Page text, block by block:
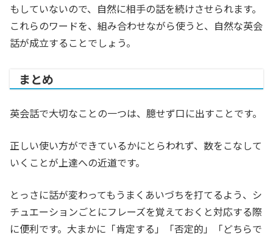
もしていないので、自然に相手の話を続けさせられます。
これらのワードを、組み合わせながら使うと、自然な英会
話が成立することでしょう。
まとめ
英会話で大切なことの一つは、臆せず口に出すことです。
正しい使い方ができているかにとらわれず、数をこなして
いくことが上達への近道です。
とっさに話が変わってもうまくあいづちを打てるよう、シ
チュエーションごとにフレーズを覚えておくと対応する際
に便利です。大まかに「肯定する」「否定的」「どちらで